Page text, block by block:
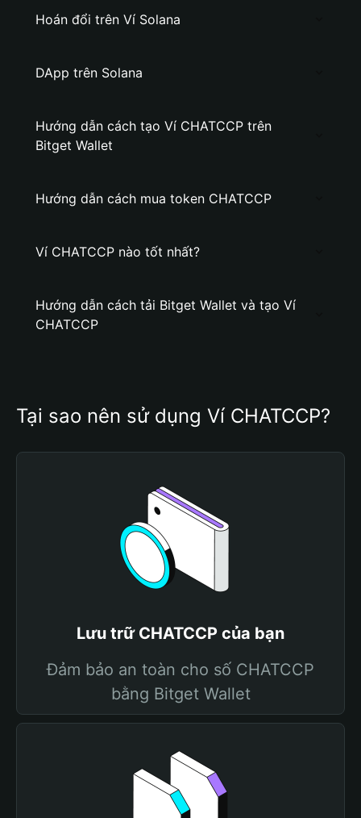
Hoán đổi trên Ví Solana
DApp trên Solana
Hướng dẫn cách tạo Ví CHATCCP trên
Bitget Wallet
Hướng dẫn cách mua token CHATCCP
Ví CHATCCP nào tốt nhất?
Hướng dẫn cách tải Bitget Wallet và tạo Ví
CHATCCP
Tại sao nên sử dụng Ví CHATCCP?
Lưu trữ CHATCCP của bạn
Đảm bảo an toàn cho số CHATCCP
bằng Bitget Wallet